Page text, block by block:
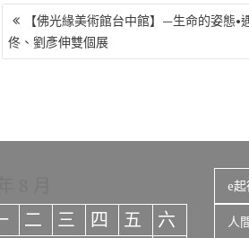
文
章
導
【佛光緣美術館台中館】—生命的姿態
佟、劉彥伸雙個展
二 三 四 五
六
e
人